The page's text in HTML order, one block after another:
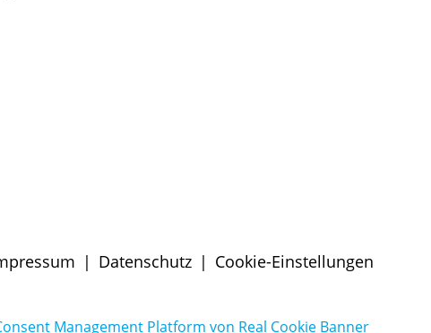
| Datenschutz | Cookie-Einstellungen
Management Platform von Real Cookie Banner